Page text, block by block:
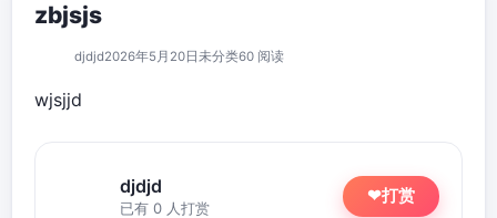
zbjsjs
djdjd2026年5月20日 未分类60 阅读
wjsjjd
djdjd
已有 0 人打赏
❤打赏